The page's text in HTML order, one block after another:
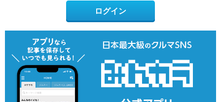
ログイン